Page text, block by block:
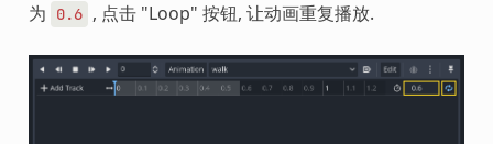
为
0.6 , 点击 "Loop" 按钮, 让动画重复播放.